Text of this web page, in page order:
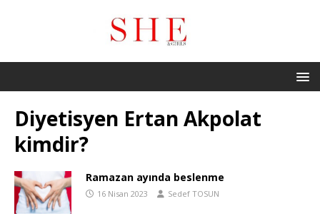
Diyetisyen Ertan Akpolat
kimdir?
Ramazan ayında beslenme
16 Nisan 2023 Sedef TOSUN